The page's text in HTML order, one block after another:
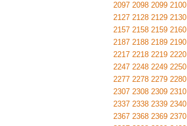
2097 2098 2099 2100
2127 2128 2129 2130
2157 2158 2159 2160
2187 2188 2189 2190
2217 2218 2219 2220
2247 2248 2249 2250
2277 2278 2279 2280
2307 2308 2309 2310
2337 2338 2339 2340
2367 2368 2369 2370